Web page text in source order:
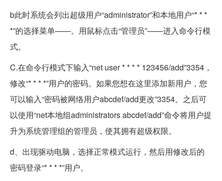
b此时系统会列出超级用户“administrator”和本地用户“* * *
*”的选择菜单——。用鼠标点击“管理员”——进入命令行模
式。
C.在命令行模式下输入“net user * * * * 123456/add”3354，
修改“* * * *”用户的密码。如果您想在这里添加新用户，您
可以输入“密码被网络用户abcdef/add更改”3354。之后可
以使用“net本地组administrators abcdef/add”命令将用户提
升为系统管理组的管理员，使其拥有超级权限。
d、出现驱动电脑，选择正常模式运行，然后用修改后的
密码登录“* * * *”用户。